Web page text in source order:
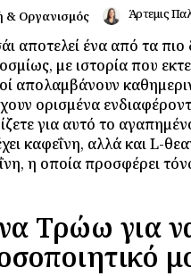
& Οργανισμός Άρτεμις
αποτελεί ένα από τα
με ιστορία που
απολαμβάνουν
ορισμένα
για αυτό το αγαπημένο
καφεΐνη, αλλά και L-θεανίνη Ενώ το τσάι
η οποία προσφέρει
Τρώω για